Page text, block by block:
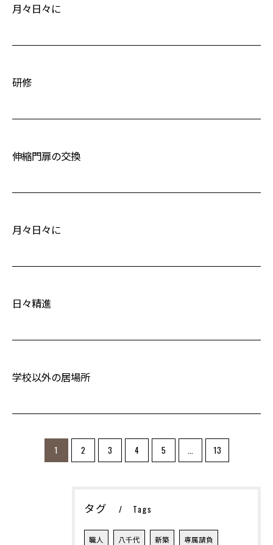
月々日々に
研修
伸縮門扉の交換
月々日々に
日々精進
学校以外の居場所
1 2 3 4 5 ... 13
タグ Tags
職人 八千代 新築 専属請負
お問い合わせ・ご相談はこちら